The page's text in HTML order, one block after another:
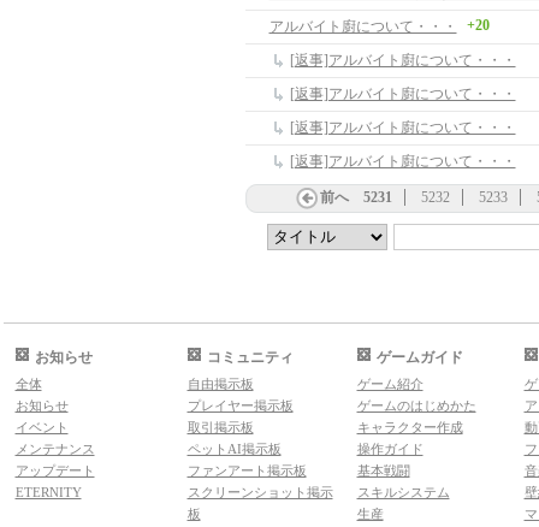
アルバイト廚について・・・ +20
[返事]アルバイト廚について・・・
[返事]アルバイト廚について・・・
[返事]アルバイト廚について・・・
[返事]アルバイト廚について・・・
前へ 5231 5232 5233
お知らせ
全体
お知らせ
イベント
メンテナンス
アップデート
ETERNITY
コミュニティ
自由掲示板
プレイヤー掲示板
取引掲示板
ペットAI掲示板
ファンアート掲示板
スクリーンショット掲示
板
ゲームガイド
ゲーム紹介
ゲームのはじめかた
キャラクター作成
操作ガイド
基本戦闘
スキルシステム
生産